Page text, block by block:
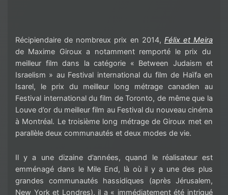
Récipiendaire de nombreux prix en 2014, Félix et Meira
de Maxime Giroux a notamment remporté le prix du
meilleur film dans la catégorie « Between Judaism et
Israelism » au Festival international du film de Haïfa en
Isarel, le prix du meilleur long métrage canadien au
Festival internationaldu film de Toronto, de même que la
Louve d’or du meilleur film au Festival du nouveau cinéma
à Montréal. Le troisième long métrage de Giroux meten
parallèle deux communautés et deux modes de vie.
Il y a une dizaine d’années, quand le réalisateur est
emménagé dans le Mile End, là où il y a une des plus
grandes communautés hassidiques (après Jérusalem,
New York et Londres), il a « immédiatement été intrigué